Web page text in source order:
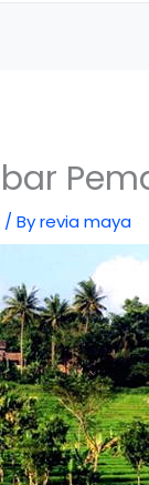
/ Byrevia maya